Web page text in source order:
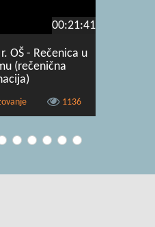
00:21:41
OŠ - Rečenica u
(rečenična
1136